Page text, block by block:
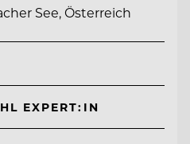
See, Österreich
EXPERT:IN